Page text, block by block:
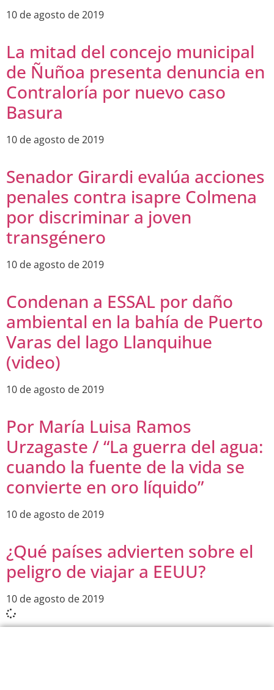
10 de agosto de 2019
La mitad del concejo municipal
de Ñuñoa presenta denuncia en
Contraloría por nuevo caso
Basura
10 de agosto de 2019
Senador Girardi evalúa acciones
penales contra isapre Colmena
por discriminar a joven
transgénero
10 de agosto de 2019
Condenan a ESSAL por daño
ambiental en la bahía de Puerto
Varas del lago Llanquihue
(video)
10 de agosto de 2019
Por María Luisa Ramos
Urzagaste / “La guerra del agua:
cuando la fuente de la vida se
convierte en oro líquido”
10 de agosto de 2019
¿Qué países advierten sobre el
peligro de viajar a EEUU?
10 de agosto de 2019